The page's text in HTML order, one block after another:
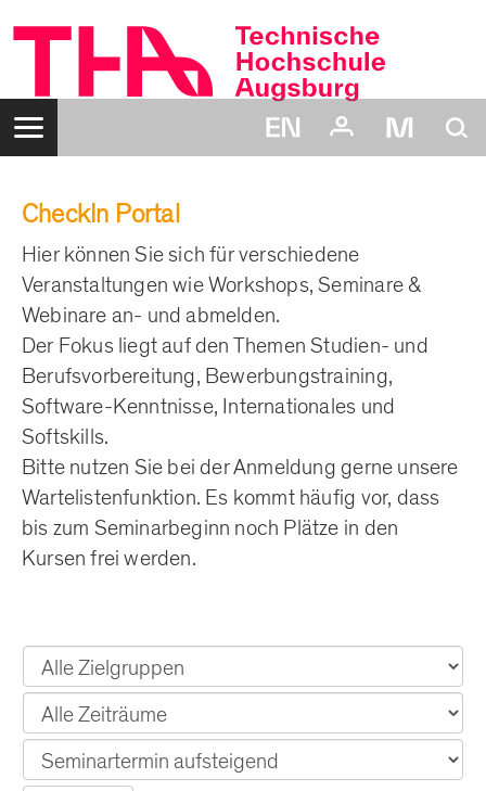
Inhalt
Navigation:
CheckIn Portal
Hier können Sie sich für verschiedene
Veranstaltungen wie Workshops, Seminare &
Webinare an- und abmelden.
Der Fokus liegt auf den Themen Studien- und
Berufsvorbereitung, Bewerbungstraining,
Software-Kenntnisse, Internationales und
Softskills.
Bitte nutzen Sie bei der Anmeldung gerne unsere
Wartelistenfunktion. Es kommt häufig vor, dass
bis zum Seminarbeginn noch Plätze in den
Kursen frei werden.
Zielgruppe
Zeitraum